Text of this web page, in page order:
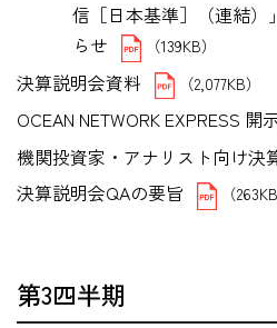
信［日本基準］（連結）
らせ
（139KB）
決算説明会資料 （2,077KB）
OCEAN NETWORK EXPRESS 開
機関投資家・アナリスト向け決
決算説明会QAの要旨
（263KB
第3四半期